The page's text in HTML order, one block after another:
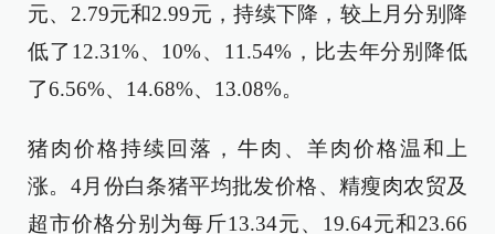
元、2.79元和2.99元，持续下降，较上月分别降
低了12.31%、10%、11.54%，比去年分别降低
了6.56%、14.68%、13.08%。
猪肉价格持续回落，牛肉、羊肉价格温和上
涨。4月份白条猪平均批发价格、精瘦肉农贸及
超市价格分别为每斤13.34元、19.64元和23.66